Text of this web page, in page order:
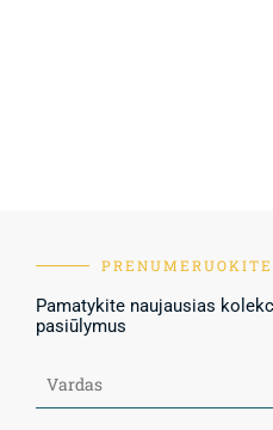
Pamatykite naujausias
pasiūlymus